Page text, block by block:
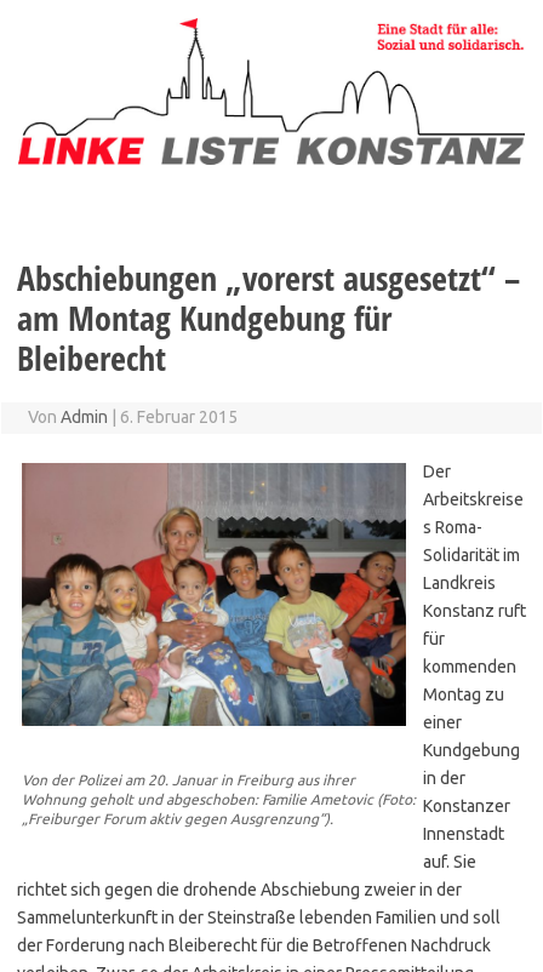
Abschiebungen „vorerst ausgesetzt“ –
am Montag Kundgebung für
Bleiberecht
Von Admin 6. Februar 2015
Von der Polizei am 20. Januar in Freiburg aus ihrer
Wohnung geholt und abgeschoben: Familie Ametovic (Foto:
„Freiburger Forum aktiv gegen Ausgrenzung“).
Der
Arbeitskreise
s Roma-
Solidarität im
Landkreis
Konstanz ruft
für
kommenden
Montag zu
einer
Kundgebung
in der
Konstanzer
Innenstadt
auf. Sie
richtet sich gegen die drohende Abschiebung zweier in der
Sammelunterkunft in der Steinstraße lebenden Familien und soll
der Forderung nach Bleiberecht für die Betroffenen Nachdruck